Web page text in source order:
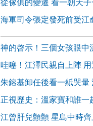
從傢俱的變遷 看一朝天
海軍司令張定發死前受江
神的啓示！三個女孩眼中
哇噻！江澤民親自上陣
朱鎔基卸任後看一紙哭暈
正視歷史：溫家寶和誰一
江曾肝兒顫顫 星島中時